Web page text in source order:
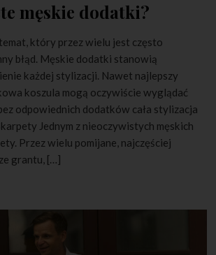
męskie dodatki?
który przez wielu jest często
błąd. Męskie dodatki stanowią
każdej stylizacji. Nawet najlepszy
koszula mogą oczywiście wyglądać
odpowiednich dodatków cała stylizacja
Jednym z nieoczywistych męskich
Przez wielu pomijane, najczęściej
grantu, […]